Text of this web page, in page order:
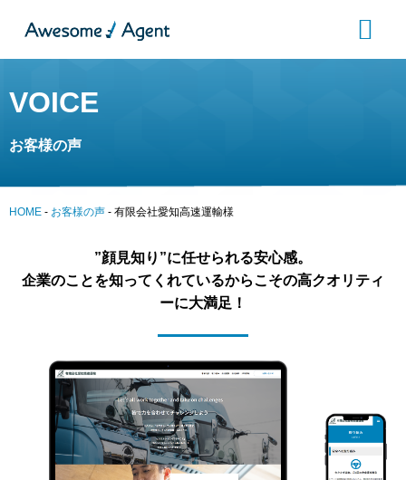
VOICE
お客様の声
HOME - お客様の声 - 有限会社愛知高速運輸様
”顔見知り”に任せられる安心感。
企業のことを知ってくれているからこその高クオリティ
ーに大満足！